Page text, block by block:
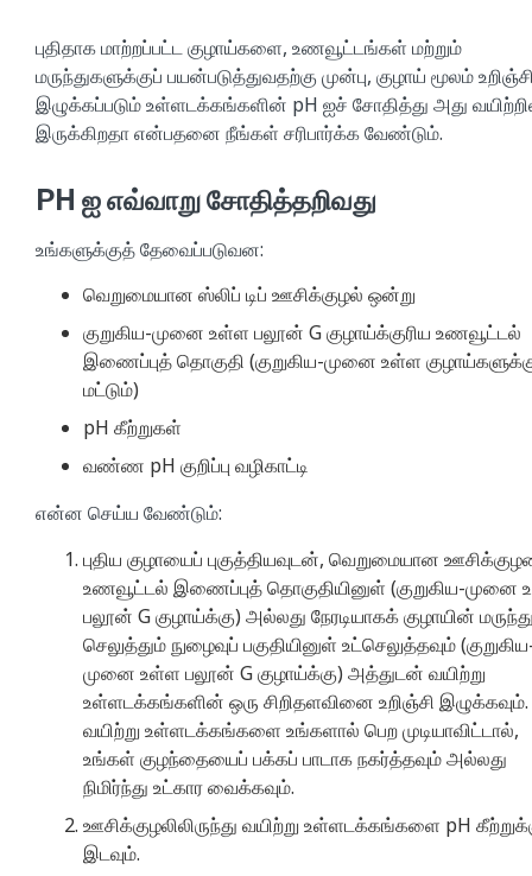
புதிதாக மாற்றப்பட்ட குழாய்களை, உணவூட்டங்கள் மற்றும்
மருந்துகளுக்குப் பயன்படுத்துவதற்கு முன்பு, குழாய் மூலம்
இழுக்கப்படும் உள்ளடக்கங்களின் pH ஐச் சோதித்து அது
இருக்கிறதா என்பதனை நீங்கள் சரிபார்க்க வேண்டும்.
PH ஐ எவ்வாறு சோதித்தறிவது
உங்களுக்குத் தேவைப்படுவன:
வெறுமையான ஸ்லிப் டிப் ஊசிக்குழல் ஒன்று
குறுகிய-முனை உள்ள பலூன் G குழாய்க்குரிய உணவூட்டல்
இணைப்புத் தொகுதி (குறுகிய-முனை உள்ள
மட்டும்)
pH கீற்றுகள்
வண்ண pH குறிப்பு வழிகாட்டி
என்ன செய்ய வேண்டும்:
புதிய குழாயைப் புகுத்தியவுடன், வெறுமையான
உணவூட்டல் இணைப்புத் தொகுதியினுள் (குறுகிய-முனை
பலூன் G குழாய்க்கு) அல்லது நேரடியாகக் குழாயின்
செலுத்தும் நுழைவுப் பகுதியினுள் உட்செலுத்தவும்
முனை உள்ள பலூன் G குழாய்க்கு) அத்துடன் வயிற்று
உள்ளடக்கங்களின் ஒரு சிறிதளவினை உறிஞ்சி இழுக்கவும்.
வயிற்று உள்ளடக்கங்களை உங்களால் பெற முடியாவிட்டால்,
உங்கள் குழந்தையைப் பக்கப் பாடாக நகர்த்தவும் அல்லது
நிமிர்ந்து உட்கார வைக்கவும்.
ஊசிக்குழலிலிருந்து வயிற்று உள்ளடக்கங்களை pH
இடவும்.